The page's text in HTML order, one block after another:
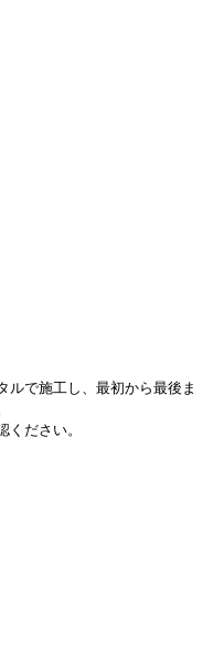
ルで施工し、最初から最後ま
ださい。